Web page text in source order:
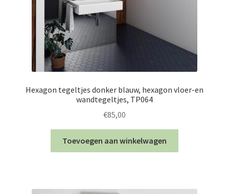
Hexagon tegeltjes donker blauw, hexagon vloer-en
wandtegeltjes, TP064
€85,00
Toevoegen aan winkelwagen